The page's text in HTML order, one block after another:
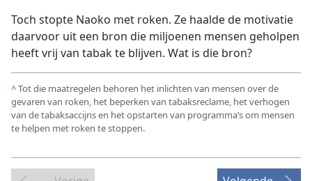
Toch stopte Naoko met roken. Ze haalde de motivatie
daarvoor uit een bron die miljoenen mensen geholpen
heeft vrij van tabak te blijven. Wat is die bron?
^Tot die maatregelen behoren het inlichten van mensen over de
gevaren van roken, het beperken van tabaksreclame, het verhogen
van de tabaksaccijns en het opstarten van programma’s om mensen
te helpen met roken te stoppen.